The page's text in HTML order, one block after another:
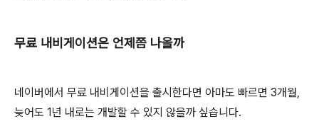
무료 내비게이션은 언제쯤 나올까
네이버에서 무료 내비게이션을 출시한다면 아마도 빠르면 3개월,
늦어도 1년 내로는 개발할 수 있지 않을까 싶습니다.